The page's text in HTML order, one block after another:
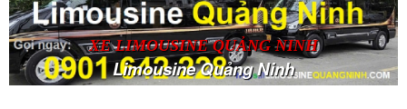
XE LIMOUSINE QUẢNG NINH
Limousine Quảng Ninh